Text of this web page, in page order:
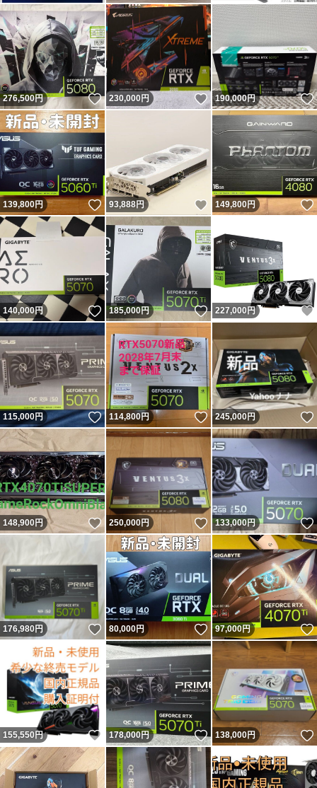
276,500円 いいね！
230,000円 いいね！
190,000円
139,800円 いいね！
93,888円 いいね！
149,800円
140,000円 いいね！
185,000円 いいね！
227,000 円
115,000円 いいね！
114,800円 いいね！
245,000円
148,900円 いいね！
250,000円 いいね！
133,000円
176,980円 いいね！
80,000円 いいね！
97,000円
155,550 円 いいね！
178,000円 いいね！
138,000円